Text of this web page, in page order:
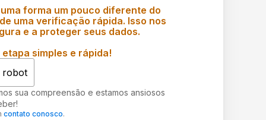
forma um pouco diferente do
uma verificação rápida. Isso nos
e a proteger seus dados.
simples e rápida!
robot
sua compreensão e estamos ansiosos
contato conosco.